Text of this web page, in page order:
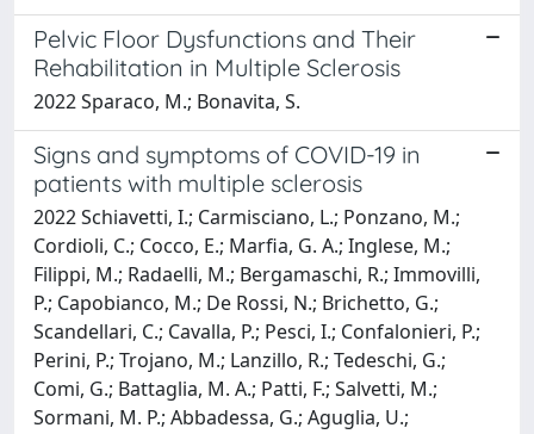
Pelvic Floor Dysfunctions and Their
Rehabilitation in Multiple Sclerosis
2022 Sparaco, M.; Bonavita, S.
Signs and symptoms of COVID-19 in
patients with multiple sclerosis
2022 Schiavetti, I.; Carmisciano, L.; Ponzano, M.;
Cordioli, C.; Cocco, E.; Marfia, G. A.; Inglese, M.;
Filippi, M.; Radaelli, M.; Bergamaschi, R.; Immovilli,
P.; Capobianco, M.; De Rossi, N.; Brichetto, G.;
Scandellari, C.; Cavalla, P.; Pesci, I.; Confalonieri, P.;
Perini, P.; Trojano, M.; Lanzillo, R.; Tedeschi, G.;
Comi, G.; Battaglia, M. A.; Patti, F.; Salvetti, M.;
Sormani, M. P.; Abbadessa, G.; Aguglia, U.;